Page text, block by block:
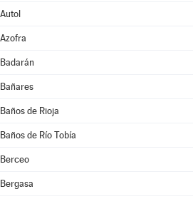
Autol
Azofra
Badarán
Bañares
Baños de Rioja
Baños de Río Tobía
Berceo
Bergasa